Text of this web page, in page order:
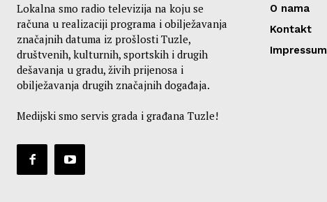
Lokalna smo radio televizija na koju se
računa u realizaciji programa i obilježavanja
značajnih datuma iz prošlosti Tuzle,
društvenih, kulturnih, sportskih i drugih
dešavanja u gradu, živih prijenosa i
obilježavanja drugih značajnih događaja.
Medijski smo servis grada i građana Tuzle!
O nama
Kontakt
Impressum